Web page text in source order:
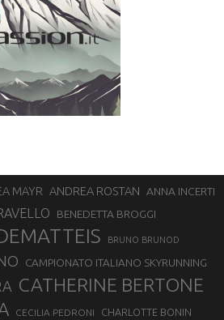
MAYR ANDREA ROSTAN ANNA INCERTI
BENEDETTA BROGGI
BRUNO BRUNOD
CAMPIONATO ITALIANO SKYRUNNING
CATHERINE BERTONE
CECILIA PEDRONI CHARLOTTE BONIN